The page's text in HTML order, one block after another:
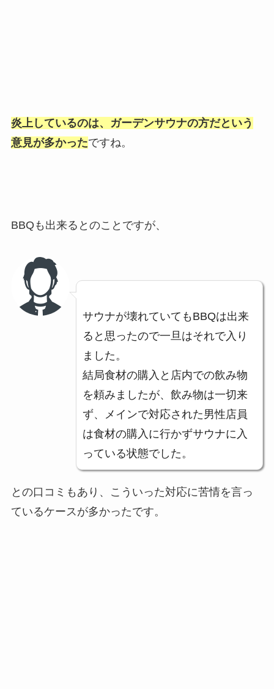
炎上しているのは、ガーデンサウナの方だという
意見が多かったですね。
BBQも出来るとのことですが、
サウナが壊れていてもBBQは出来
ると思ったので一旦はそれで入り
ました。
結局食材の購入と店内での飲み物
を頼みましたが、飲み物は一切来
ず、メインで対応された男性店員
は食材の購入に行かずサウナに入
っている状態でした。
との口コミもあり、こういった対応に苦情を言っ
ているケースが多かったです。